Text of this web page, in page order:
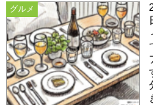
グルメ